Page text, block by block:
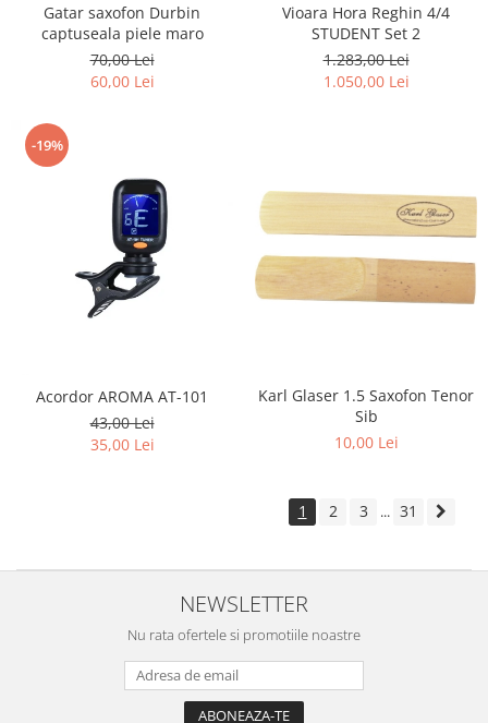
Gatar saxofon Durbin
captuseala piele maro
70,00 Lei
60,00 Lei
Vioara Hora Reghin 4/4
STUDENT Set 2
1.283,00 Lei
1.050,00 Lei
-19%
Acordor AROMA AT-101
43,00 Lei
35,00 Lei
Karl Glaser 1.5 Saxofon Tenor
Sib
10,00 Lei
1 2 3 ... 31
NEWSLETTER
Nu rata ofertele si promotiile noastre